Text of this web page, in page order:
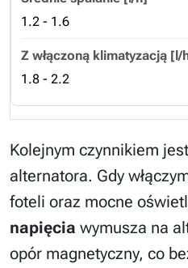
1.2 - 1.6
1.8 - 2.2
Kolejnym czynnikiem
alternatora. Gdy
foteli oraz mocne
napięcia wymusza na
opór magnetyczny, co